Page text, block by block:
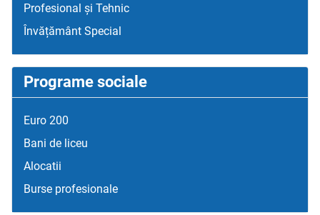
Profesional și Tehnic
Învățământ Special
Programe sociale
Euro 200
Bani de liceu
Alocatii
Burse profesionale